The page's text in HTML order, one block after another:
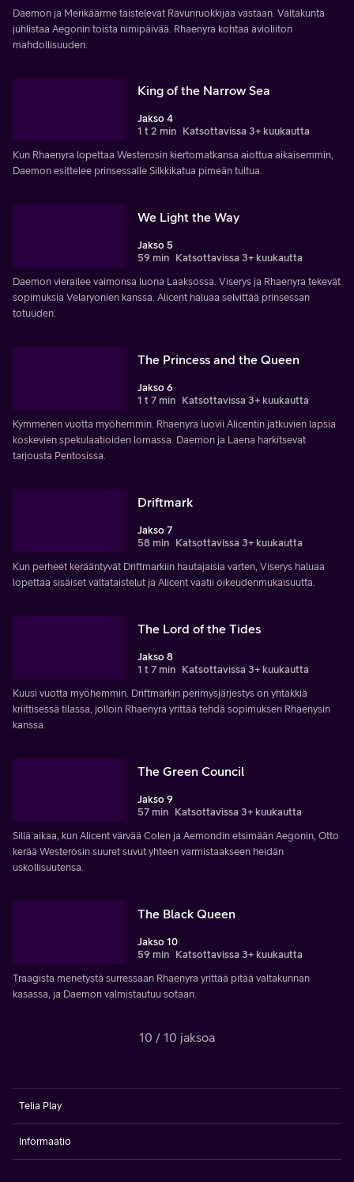
Daemon ja Merikäärme taistelevat Ravunruokkijaa vastaan. Valtakunta
juhlistaa Aegonin toista nimipäivää. Rhaenyra kohtaa avioliiton
mahdollisuuden.
King of the Narrow Sea
Jakso 4
1 t 2 min Katsottavissa 3+ kuukautta
Kun Rhaenyra lopettaa Westerosin kiertomatkansa aiottua aikaisemmin,
Daemon esittelee prinsessalle Silkkikatua pimeän tultua.
We Light the Way
Jakso 5
59 min Katsottavissa 3+ kuukautta
Daemon vierailee vaimonsa luona Laaksossa. Viserys ja Rhaenyra tekevät
sopimuksia Velaryonien kanssa. Alicent haluaa selvittää prinsessan
totuuden.
The Princess and the Queen
Jakso 6
1 t 7 min Katsottavissa 3+ kuukautta
Kymmenen vuotta myöhemmin. Rhaenyra luovii Alicentin jatkuvien lapsia
koskevien spekulaatioiden lomassa. Daemon ja Laena harkitsevat
tarjousta Pentosissa.
Driftmark
Jakso 7
58 min Katsottavissa 3+ kuukautta
Kun perheet kerääntyvät Driftmarkiin hautajaisia varten, Viserys haluaa
lopettaa sisäiset valtataistelut ja Alicent vaatii oikeudenmukaisuutta.
The Lord of the Tides
Jakso 8
1 t 7 min Katsottavissa 3+ kuukautta
Kuusi vuotta myöhemmin. Driftmarkin perimysjärjestys on yhtäkkiä
kriittisessä tilassa, jolloin Rhaenyra yrittää tehdä sopimuksen Rhaenysin
kanssa.
The Green Council
Jakso 9
57 min Katsottavissa 3+ kuukautta
Sillä aikaa, kun Alicent värvää Colen ja Aemondin etsimään Aegonin, Otto
kerää Westerosin suuret suvut yhteen varmistaakseen heidän
uskollisuutensa.
The Black Queen
Jakso 10
59 min Katsottavissa 3+ kuukautta
Traagista menetystä surressaan Rhaenyra yrittää pitää valtakunnan
kasassa, ja Daemon valmistautuu sotaan.
10 / 10 jaksoa
Telia Play
Informaatio